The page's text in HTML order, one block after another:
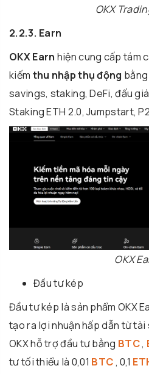
OKX
2.2.3. Earn
OKX Earn hiện cung cấp tám
kiếm thu nhập thụ động
savings, staking, DeFi, đấu
Staking ETH 2.0, Jumpstart,
OKX
Đầu tư kép
Đầu tư kép là sản phẩm OKX
tạo ra lợi nhuận hấp dẫn từ tài
OKX hỗ trợ đầu tư bằng BTC,
tư tối thiểu là 0,01 BTC, 0,1